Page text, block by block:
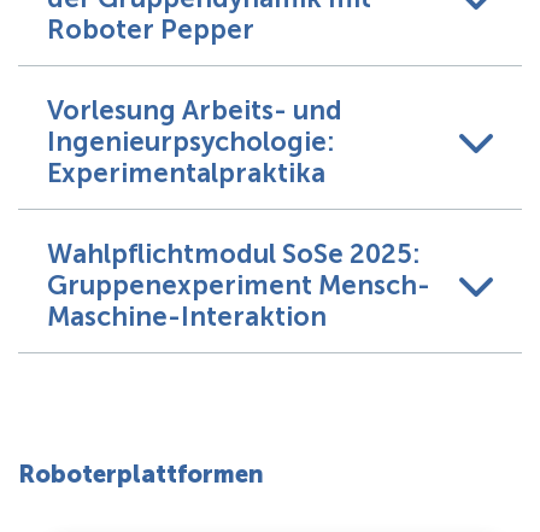
Roboter Pepper
Vorlesung Arbeits- und
Ingenieurpsychologie:
Experimentalpraktika
Wahlpflichtmodul SoSe 2025:
Gruppenexperiment Mensch-
Maschine-Interaktion
Roboterplattformen